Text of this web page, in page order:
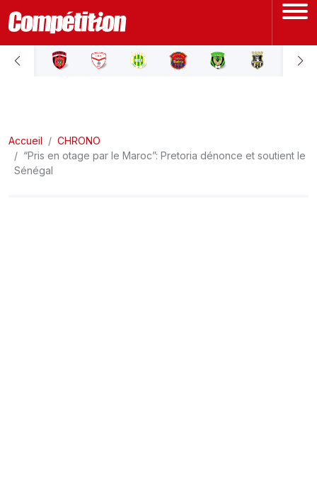
ACCUEIL
LIGUE 2
COUPE D'ALGÉRIE
Accueil
CHRONO
“Pris en otage par le Maroc”: Pretoria dénonce et soutient le
Sénégal